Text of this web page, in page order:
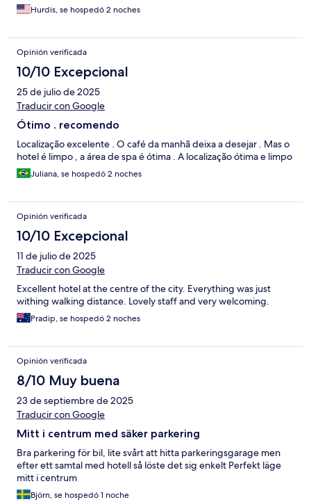
Hurdis, se hospedó 2 noches
Opinión verificada
10/10 Excepcional
25 de julio de 2025
Traducir con Google
Ótimo . recomendo
Localização excelente . O café da manhã deixa a desejar . Mas o
hotel é limpo , a área de spa é ótima . A localização ótima e limpo
Juliana, se hospedó 2 noches
Opinión verificada
10/10 Excepcional
11 de julio de 2025
Traducir con Google
Excellent hotel at the centre of the city. Everything was just
withing walking distance. Lovely staff and very welcoming.
Pradip, se hospedó 2 noches
Opinión verificada
8/10 Muy buena
23 de septiembre de 2025
Traducir con Google
Mitt i centrum med säker parkering
Bra parkering för bil, lite svårt att hitta parkeringsgarage men
efter ett samtal med hotell så löste det sig enkelt Perfekt läge
mitt i centrum
Björn, se hospedó 1 noche